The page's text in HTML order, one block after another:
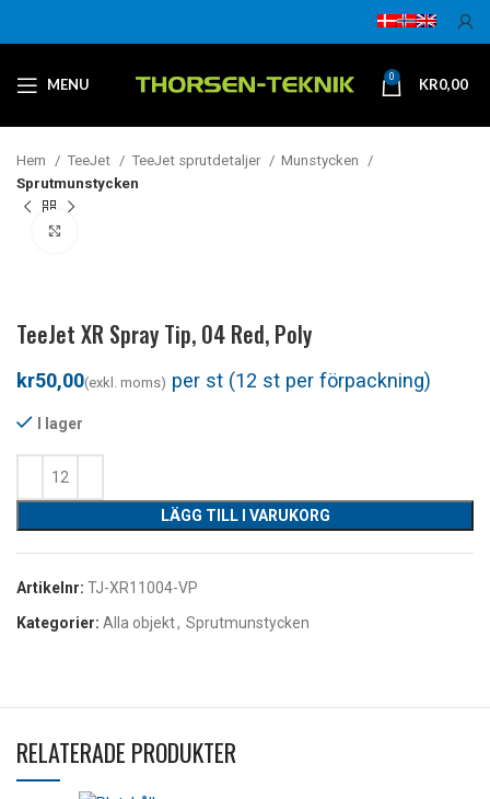
MENU 0 KR0,00
Hem TeeJet TeeJet sprutdetaljer
Munstycken
Sprutmunstycken
TeeJet XR Spray Tip, 04 Red, Poly
kr
I lager
LÄGG TILL I VARUKORG
Artikelnr: TJ-XR11004-VP
Kategorier: Alla objekt, Sprutmunstycken
RELATERADE PRODUKTER